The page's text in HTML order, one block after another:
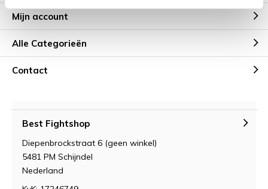
Mijn account
Alle Categorieën
Contact
Best Fightshop
Diepenbrockstraat 6 (geen winkel)
5481 PM Schijndel
Nederland